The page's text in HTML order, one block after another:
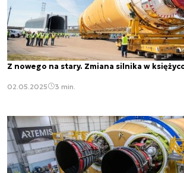
Z nowego na stary. Zmiana silnika w
02.05.2025 3 min.